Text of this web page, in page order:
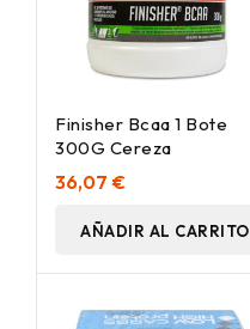
Finisher Bcaa 1 Bote
300G Cereza
36,07 €
AÑADIR AL CARRITO